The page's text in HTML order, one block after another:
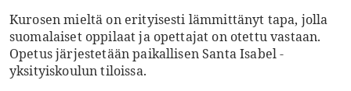
Kurosen mieltä on erityisesti lämmittänyt tapa, jolla
suomalaiset oppilaat ja opettajat on otettu vastaan.
Opetus järjestetään paikallisen Santa Isabel -
yksityiskoulun tiloissa.